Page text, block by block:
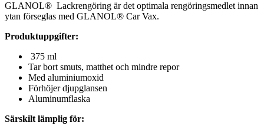
GLANOL® Lackrengöring är det optimala rengöringsmedlet innan
ytan förseglas med GLANOL® Car Vax.
Produktuppgifter:
375 ml
Tar bort smuts, matthet och mindre repor
Med aluminiumoxid
Förhöjer djupglansen
Aluminumflaska
Särskilt lämplig för: